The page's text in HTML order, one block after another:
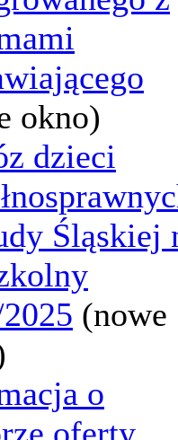
okno)
dzieci
Śląskiej
(nowe
o